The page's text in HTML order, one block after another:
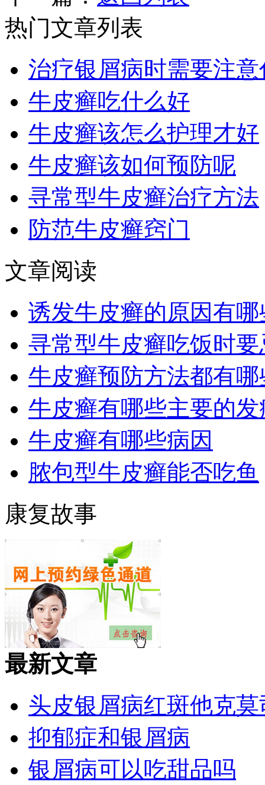
热门文章列表
治疗银屑病时需要注意
牛皮癣吃什么好
牛皮癣该怎么护理才好
牛皮癣该如何预防呢
寻常型牛皮癣治疗方法
防范牛皮癣窍门
文章阅读
诱发牛皮癣的原因有哪
寻常型牛皮癣吃饭时
牛皮癣预防方法都有哪
牛皮癣有哪些主要的
牛皮癣有哪些病因
脓包型牛皮癣能否吃鱼
康复故事
最新文章
头皮银屑病红斑他克莫
抑郁症和银屑病
银屑病可以吃甜品吗